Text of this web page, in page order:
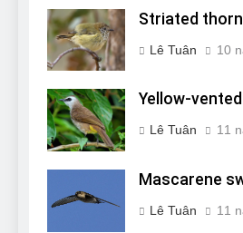
Striated
Lê Tuân 10
Yellow-vented
Lê Tuân 11
Mascarene
Lê Tuân 11